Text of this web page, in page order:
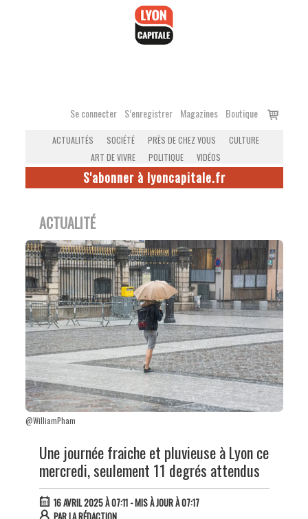
Se connecter S’enregistrer Magazines Boutique
Voir
ACTUALITÉS SOCIÉTÉ PRÈS DE CHEZ VOUS
CULTURE
ART DE VIVRE
POLITIQUE VIDÉOS
S'abonner à lyoncapitale.fr
ACTUALITÉ
@WilliamPham
Une journée fraiche et pluvieuse à Lyon ce
mercredi, seulement 11 degrés attendus
16 AVRIL 2025 À 07:11- MIS À JOUR À 07:17